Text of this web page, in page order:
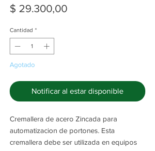
$ 29.300,00Precio
Cantidad *
Agotado
Notificar al estar disponible
Cremallera de acero Zincada para
automatizacion de portones. Esta
cremallera debe ser utilizada en equipos